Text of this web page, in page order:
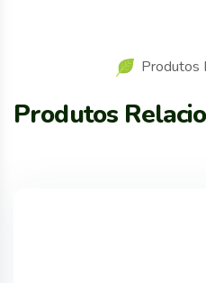
Produtos
Produtos